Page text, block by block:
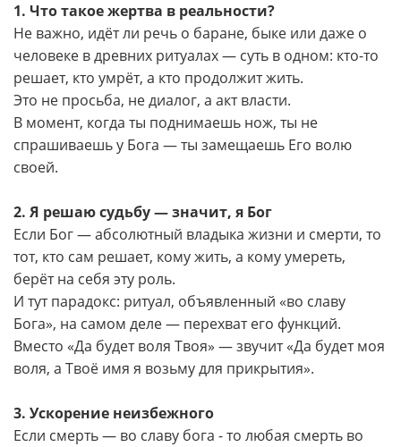
1. Что такое жертва в реальности?
Не важно, идёт ли речь о баране, быке или даже о
человеке в древних ритуалах — суть в одном: кто-то
решает, кто умрёт, а кто продолжит жить.
Это не просьба, не диалог, а акт власти.
В момент, когда ты поднимаешь нож, ты не
спрашиваешь у Бога — ты замещаешь Его волю
своей.
2. Я решаю судьбу — значит, я Бог
Если Бог — абсолютный владыка жизни и смерти, то
тот, кто сам решает, кому жить, а кому умереть,
берёт на себя эту роль.
И тут парадокс: ритуал, объявленный «во славу
Бога», на самом деле — перехват его функций.
Вместо «Да будет воля Твоя» — звучит «Да будет моя
воля, а Твоё имя я возьму для прикрытия».
3. Ускорение неизбежного
Если смерть — во славу бога - то любая смерть во